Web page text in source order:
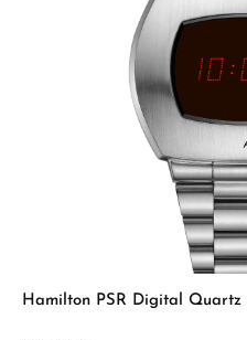
Hamilton PSR Digital Quartz